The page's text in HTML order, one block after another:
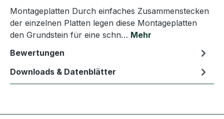
Montageplatten Durch einfaches Zusammenstecken
der einzelnen Platten legen diese Montageplatten
den Grundstein für eine schn… Mehr
Bewertungen
Downloads & Datenblätter